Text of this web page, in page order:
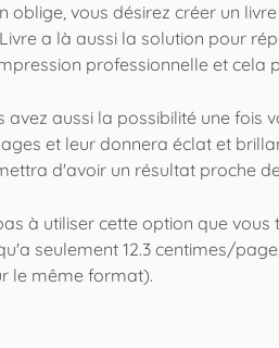
oblige, vous désirez créer un
a là aussi la solution pour
professionnelle et cela
avez aussi la possibilité une fois
et leur donnera éclat et
d'avoir un résultat proche
à utiliser cette option que
seulement 12.3 centimes/
le même format).